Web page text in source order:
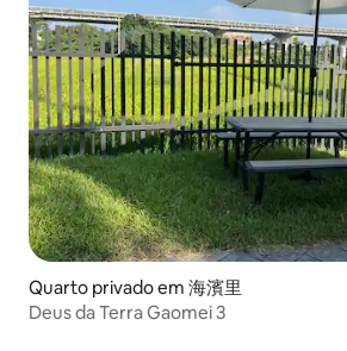
Quarto privado em 海濱里
Deus da Terra Gaomei 3